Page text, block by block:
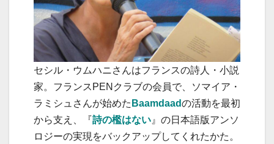
セシル・ウムハニさんはフランスの詩人・小説
家。フランスPENクラブの会員で、ソマイア・
ラミシュさんが始めた Baamdaadの活動を最初
から支え、『詩の檻はない 』の日本語版アンソ
ロジーの実現をバックアップしてくれたかた。